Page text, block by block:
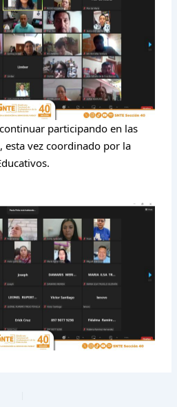
participando en las
esta vez coordinado por la